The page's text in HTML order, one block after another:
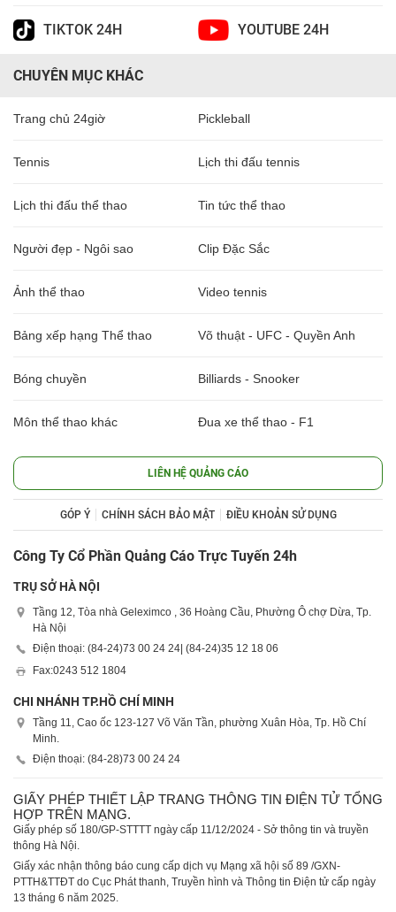
TIKTOK 24H YOUTUBE 24H
CHUYÊN MỤC KHÁC
Trang chủ 24giờ Pickleball
Tennis Lịch thi đấu tennis
Lịch thi đấu thể thao Tin tức thể thao
Người đẹp - Ngôi sao Clip Đặc Sắc
Ảnh thể thao Video tennis
Bảng xếp hạng Thể thao Võ thuật - UFC - Quyền Anh
Bóng chuyền Billiards - Snooker
Môn thể thao khác Đua xe thể thao - F1
LIÊN HỆ QUẢNG CÁO
GÓP Ý CHÍNH SÁCH BẢO MẬT ĐIỀU KHOẢN SỬ DỤNG
Công Ty Cổ Phần Quảng Cáo Trực Tuyến 24h
TRỤ SỞ HÀ NỘI
Tầng 12, Tòa nhà Geleximco , 36 Hoàng Cầu, Phường Ô chợ Dừa, Tp.
Hà Nội
Điện thoại: (84-24)73 00 24 24| (84-24)35 12 18 06
Fax:0243 512 1804
CHI NHÁNH TP.HỒ CHÍ MINH
Tầng 11, Cao ốc 123-127 Võ Văn Tần, phường Xuân Hòa, Tp. Hồ Chí
Minh.
Điện thoại: (84-28)73 00 24 24
GIẤY PHÉP THIẾT LẬP TRANG THÔNG TIN ĐIỆN TỬ TỔNG
HỢP TRÊN MẠNG.
Giấy phép số 180/GP-STTTT ngày cấp 11/12/2024 - Sở thông tin và truyền
thông Hà Nội.
Giấy xác nhận thông báo cung cấp dịch vụ Mạng xã hội số 89 /GXN-
PTTH&TTĐT do Cục Phát thanh, Truyền hình và Thông tin Điện tử cấp ngày
13 tháng 6 năm 2025.